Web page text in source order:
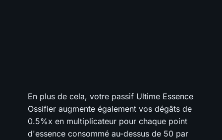
En plus de cela, votre passif Ultime Essence
Ossifier augmente également vos dégâts de
0.5%x en multiplicateur pour chaque point
d'essence consommé au-dessus de 50 par